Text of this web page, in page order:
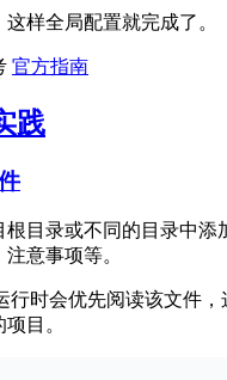
样全局配置就完成了。
官方指南
践
根目录或不同的目录中添
意事项等。
行时会优先阅读该文件
目。